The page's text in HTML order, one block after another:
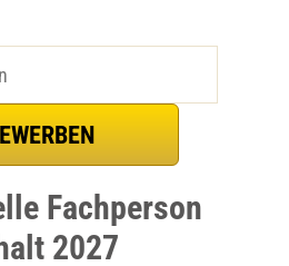
Fachperson
2027